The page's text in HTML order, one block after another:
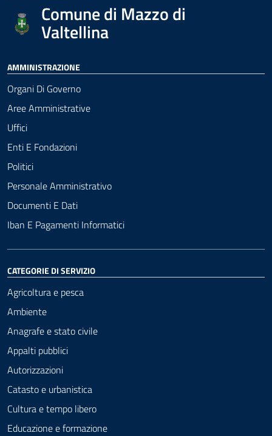
Comune di Mazzo di
Valtellina
AMMINISTRAZIONE
Organi Di Governo
Aree Amministrative
Uffici
Enti E Fondazioni
Politici
Personale Amministrativo
Documenti E Dati
Iban E Pagamenti Informatici
CATEGORIE DI SERVIZIO
Agricoltura e pesca
Ambiente
Anagrafe e stato civile
Appalti pubblici
Autorizzazioni
Catasto e urbanistica
Cultura e tempo libero
Educazione e formazione